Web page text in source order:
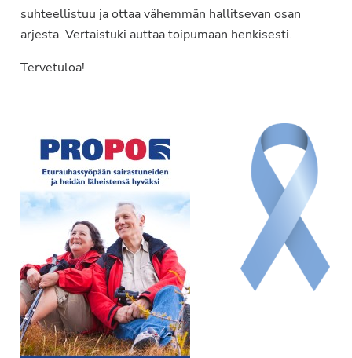
suhteellistuu ja ottaa vähemmän hallitsevan osan
arjesta. Vertaistuki auttaa toipumaan henkisesti.
Tervetuloa!